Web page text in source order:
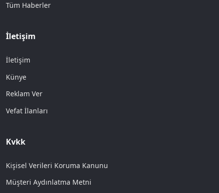
Tüm Haberler
İletişim
İletişim
Künye
Reklam Ver
Vefat İlanları
Kvkk
Kişisel Verileri Koruma Kanunu
Müşteri Aydınlatma Metni